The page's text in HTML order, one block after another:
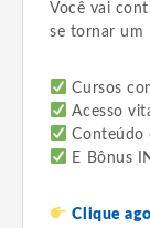
Você vai
se tornar um
Cursos
Acesso
Conteúdo
E Bônus
Clique